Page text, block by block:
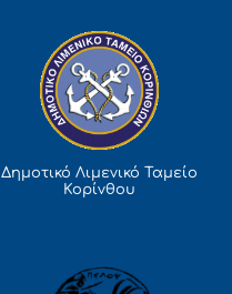
Δημοτικό Λιμενικό Ταμείο
Κορίνθου